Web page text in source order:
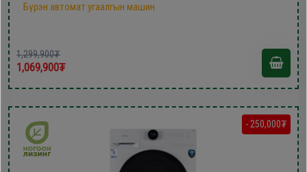
Бүрэн автомат угаалгын машин
1,299,900₮
1,069,900₮
- 250,000₮